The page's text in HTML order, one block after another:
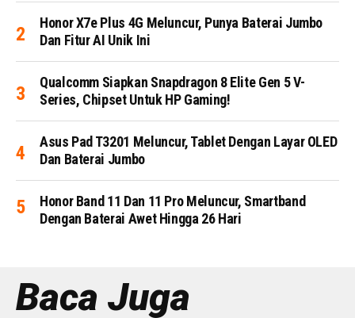
Honor X7e Plus 4G Meluncur, Punya Baterai Jumbo
Dan Fitur AI Unik Ini
Qualcomm Siapkan Snapdragon 8 Elite Gen 5 V-
Series, Chipset Untuk HP Gaming!
Asus Pad T3201 Meluncur, Tablet Dengan Layar OLED
Dan Baterai Jumbo
Honor Band 11 Dan 11 Pro Meluncur, Smartband
Dengan Baterai Awet Hingga 26 Hari
Baca Juga